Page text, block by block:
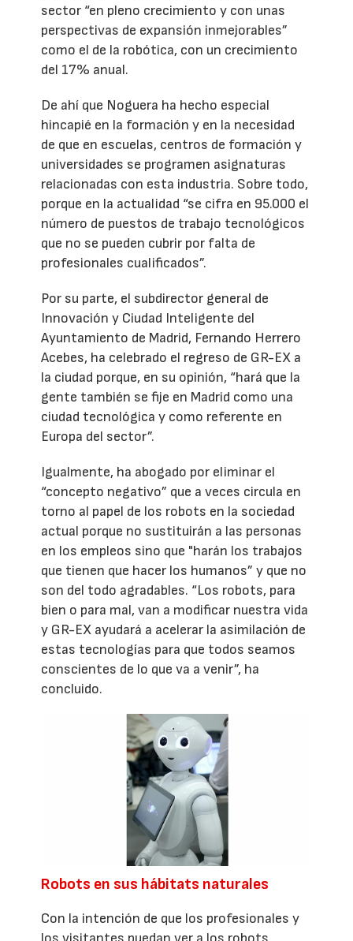
sector “en pleno crecimiento y con unas
perspectivas de expansión inmejorables”
como el de la robótica, con un crecimiento
del 17% anual.
De ahí que Noguera ha hecho especial
hincapié en la formación y en la necesidad
de que en escuelas, centros de formación y
universidades se programen asignaturas
relacionadas con esta industria. Sobre todo,
porque en la actualidad “se cifra en 95.000 el
número de puestos de trabajo tecnológicos
que no se pueden cubrir por falta de
profesionales cualificados”.
Por su parte, el subdirector general de
Innovación y Ciudad Inteligente del
Ayuntamiento de Madrid, Fernando Herrero
Acebes, ha celebrado el regreso de GR-EX a
la ciudad porque, en su opinión, “hará que la
gente también se fije en Madrid como una
ciudad tecnológica y como referente en
Europa del sector”.
Igualmente, ha abogado por eliminar el
“concepto negativo” que a veces circula en
torno al papel de los robots en la sociedad
actual porque no sustituirán a las personas
en los empleos sino que "harán los trabajos
que tienen que hacer los humanos” y que no
son del todo agradables. “Los robots, para
bien o para mal, van a modificar nuestra vida
y GR-EX ayudará a acelerar la asimilación de
estas tecnologías para que todos seamos
conscientes de lo que va a venir”, ha
concluido.
Robots en sus hábitats naturales
Con la intención de que los profesionales y